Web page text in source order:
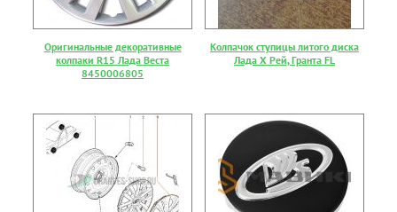
Оригинальные декоративные
колпаки R15 Лада Веста
8450006805
Колпачок ступицы литого диска
Лада Х Рей, Гранта FL